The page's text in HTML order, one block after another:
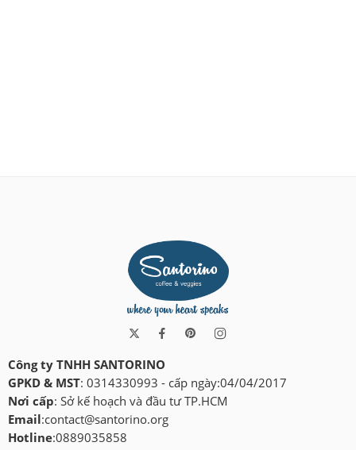
Công ty TNHH SANTORINO
GPKD & MST: 0314330993 - cấp ngày:04/04/2017
Nơi cấp: Sở kế hoạch và đầu tư TP.HCM
Email :contact@santorino.org
Hotline:0889035858